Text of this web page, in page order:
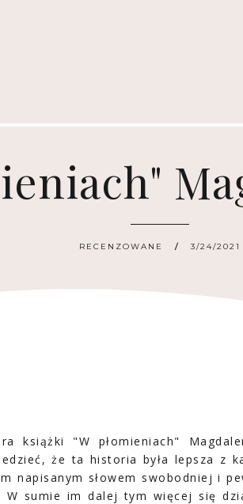
RECENZOWANE 3/24/2021
książki "W płomieniach"
że ta historia była lepsza z
napisanym słowem swobodniej i
W sumie im dalej tym więcej się